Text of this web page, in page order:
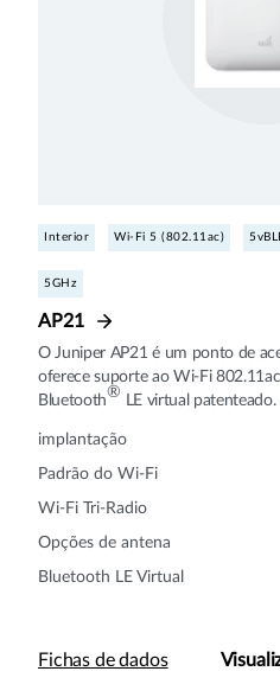
Interior Wi-Fi 5 (802.11ac)
5GHz
AP21
O Juniper AP21 é um ponto de
oferece suporte ao Wi-Fi
Bluetooth® LE virtual patenteado.
implantação
Padrão do Wi-Fi
Wi-Fi Tri-Radio
Opções de antena
Bluetooth LE Virtual
Fichas de dados